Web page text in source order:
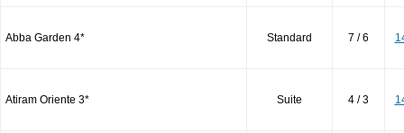
Abba Garden 4* Standard 7 / 6
Atiram Oriente 3* Suite 4 / 3